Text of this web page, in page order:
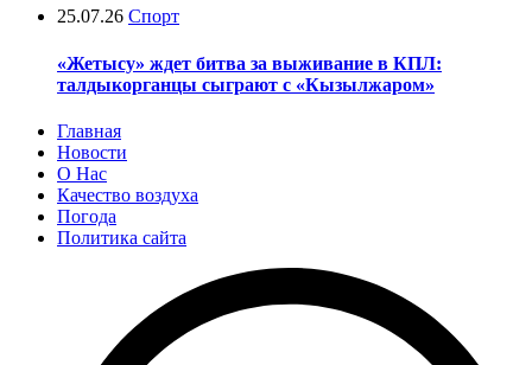
25.07.26 Спорт
«Жетысу» ждет битва за выживание в КПЛ:
талдыкорганцы сыграют с «Кызылжаром»
Главная
Новости
О Нас
Качество воздуха
Погода
Политика сайта